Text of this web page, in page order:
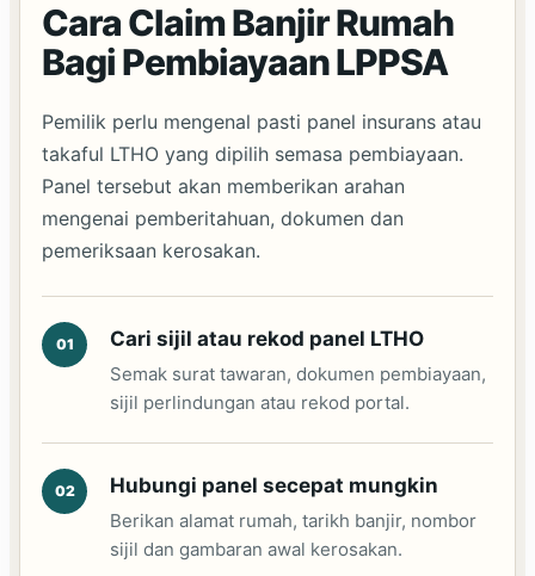
Cara Claim Banjir Rumah
Bagi Pembiayaan LPPSA
Pemilik perlu mengenal pasti panel insurans atau
takaful LTHO yang dipilih semasa pembiayaan.
Panel tersebut akan memberikan arahan
mengenai pemberitahuan, dokumen dan
pemeriksaan kerosakan.
Cari sijil atau rekod panel LTHO
Semak surat tawaran, dokumen pembiayaan,
sijil perlindungan atau rekod portal.
Hubungi panel secepat mungkin
Berikan alamat rumah, tarikh banjir, nombor
sijil dan gambaran awal kerosakan.